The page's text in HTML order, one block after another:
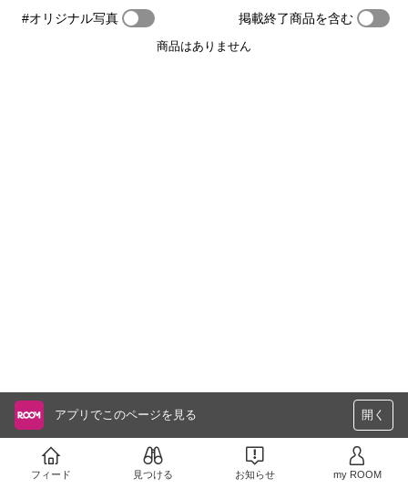
#オリジナル写真 掲載終了商品を含む
商品はありません
アプリでこのページを見る 開く
フィード 見つける お知らせ my ROOM